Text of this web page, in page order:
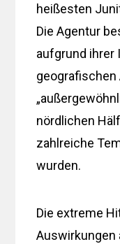
heißesten
Die Agentur
aufgrund ihrer
geografischen
nördlichen
zahlreiche
wurden.
Die extreme
Auswirkungen